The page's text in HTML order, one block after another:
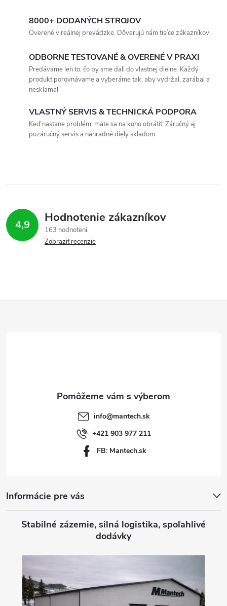
8000+ DODANÝCH STROJOV
Overené v reálnej prevádzke. Dôverujú nám tisíce zákazníkov.
ODBORNE TESTOVANÉ & OVERENÉ V PRAXI
Predávame len to, čo by sme dali do vlastnej dielne. Každý
produkt porovnávame a vyberáme tak, aby vydržal, zarábal a
nesklamal
VLASTNÝ SERVIS & TECHNICKÁ PODPORA
Keď nastane problém, máte sa na koho obrátiť. Záručný aj
pozáručný servis a náhradné diely skladom
4,9 Hodnotenie zákazníkov
163 hodnotení
Zobraziť recenzie
info@mantech.sk
+421 903 977 211
FB: Mantech.sk
Informácie pre vás
Stabilné zázemie, silná logistika, spoľahlivé
dodávky